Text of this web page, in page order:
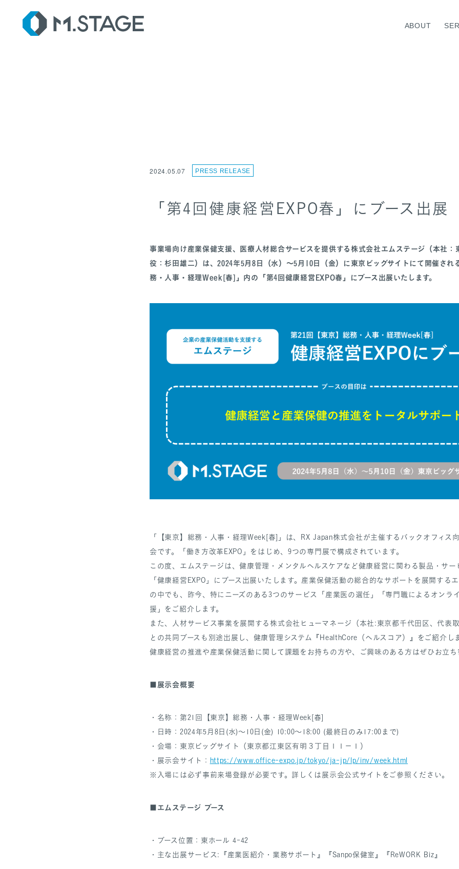
ABOUT
2024.05.07 PRESS RELEASE
「第4回健康経営EXPO春」にブース出展
事業場向け産業保健支援、医療人材総合サービスを提供する株式会社エムステージ（本社
役：杉田雄二）は、2024年5月8日（水）～5月10日（金）に東京ビッグサイトにて開催され
務・人事・経理Week[春]」内の「第4回健康経営EXPO春」にブース出展いたします。
「【東京】総務・人事・経理Week[春]」は、RX Japan株式会社が主催するバックオフィス
会です。「働き方改革EXPO」をはじめ、9つの専門展で構成されています。
この度、エムステージは、健康管理・メンタルヘルスケアなど健康経営に関わる製品・サー
「健康経営EXPO」にブース出展いたします。産業保健活動の総合的なサポートを展開する
の中でも、昨今、特にニーズのある3つのサービス「産業医の選任」「専門職によるオンラ
援」をご紹介します。
また、人材サービス事業を展開する株式会社ヒューマネージ（本社:東京都千代田区、代表
との共同ブースも別途出展し、健康管理システム『HealthCore（ヘルスコア）』をご紹介しま
健康経営の推進や産業保健活動に関して課題をお持ちの方や、ご興味のある方はぜひお立ち
■展示会概要
・名称：第21回【東京】総務・人事・経理Week[春]
・日時：2024年5月8日(水)～10日(金) 10:00～18:00 (最終日のみ17:00まで)
・会場：東京ビッグサイト（東京都江東区有明３丁目１１−１）
・展示会サイト： https://www.office-expo.jp/tokyo/ja-jp/lp/inv/week.html
※入場には必ず事前来場登録が必要です。詳しくは展示会公式サイトをご参照ください。
■エムステージ ブース
・ブース位置：東ホール 4-42
・主な出展サービス:『産業医紹介・業務サポート』『Sanpo保健室』『ReWORK Biz』